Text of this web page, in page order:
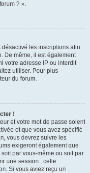
? ».
désactivé les inscriptions afin
De même, il est également
votre adresse IP ou interdit
utiliser. Pour plus
du forum.
!
et votre mot de passe soient
et que vous avez spécifié
vous devrez suivre les
exigeront également que
par vous-même ou soit par
une session ; cette
Si vous aviez reçu un